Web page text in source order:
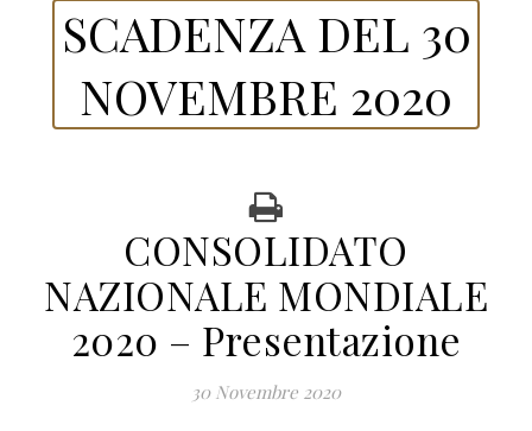
SCADENZA DEL 30
NOVEMBRE 2020
CONSOLIDATO
NAZIONALE MONDIALE
2020 – Presentazione
30 Novembre 2020